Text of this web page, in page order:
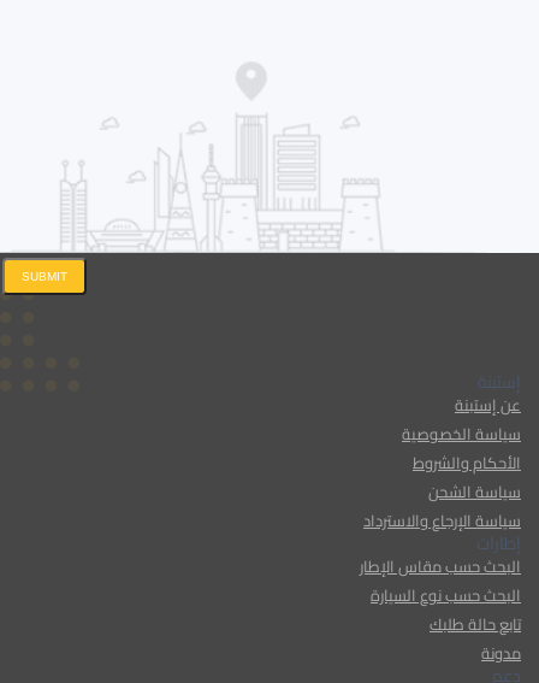
إستبنة
عن إستبنة
سياسة الخصوصية
الأحكام والشروط
سياسة الشحن
سياسة الإرجاع والاسترداد
إطارات
البحث حسب مقاس الإطار
البحث حسب نوع السيارة
تابع حالة طلبك
مدونة
دعم
SUBMIT